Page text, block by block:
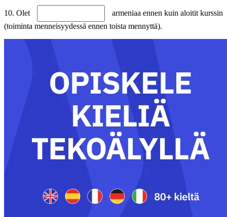
10. Olet
armeniaa ennen kuin aloitit kurssin
(toiminta menneisyydessä ennen toista mennyttä).